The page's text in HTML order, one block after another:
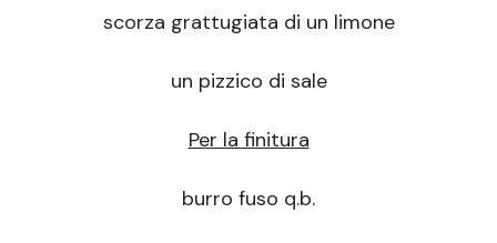
scorza grattugiata di un limone
un pizzico di sale
Per la finitura
burro fuso q.b.